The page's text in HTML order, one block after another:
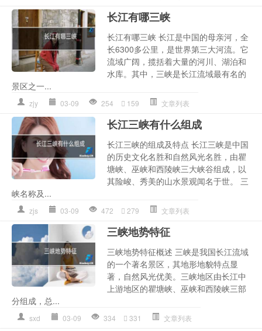
长江有哪三峡
长江有哪三峡 长江是中国的母亲河，全
长6300多公里，是世界第三大河流。它
流域广阔，揽括着大量的河川、湖泊和
水库。其中，三峡是长江流域最有名的
景区之一...
zjy 03-09 254 159 文章列表
长江三峡有什么组成
长江三峡的组成及特点 长江三峡是中国
的历史文化名胜和自然风光名胜，由瞿
塘峡、巫峡和西陵峡三大峡谷组成，以
其险峻、秀美的山水景观闻名于世。 三
峡名称及...
zjs 03-09 472 279 文章列表
三峡地势特征
三峡地势特征概述 三峡是我国长江流域
的一个著名景区，其地形地貌特点显
著，自然风光优美。三峡地区由长江中
上游地区的瞿塘峡、巫峡和西陵峡三部
分组成，总...
sxd 03-09 334 331 文章列表